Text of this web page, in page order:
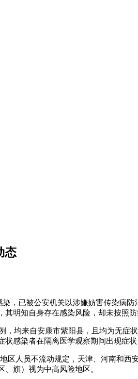
态
，已被公安机关以涉嫌妨害传染病
明知自身存在感染风险，却未按照防
，均来自安康市紫阳县，且均为无
感染者在隔离医学观察期间出现症
区人员不流动规定，天津、河南和
旗）视为中高风险地区。